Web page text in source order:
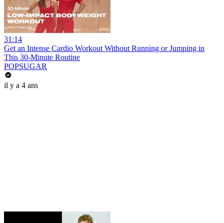
31:14
Get an Intense Cardio Workout Without Running or Jumping in
This 30-Minute Routine
POPSUGAR
il y a 4 ans